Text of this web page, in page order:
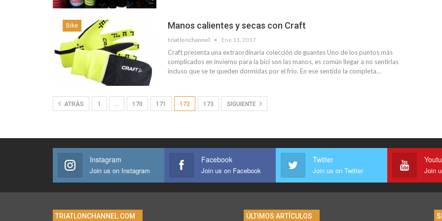
Bike Manos calientes y secas con Craft
triatlonchannel Ene 11, 2017
Craft presenta una extraordinaria colección de guantes Uno de los puntos más
complicados en invierno para la bici son las manos, es común llegar a no sentirlas
incluso que se te queden dormidas por el frío. En ese sentido la completa…
ATRÁS 1 … 170 171 172 173 SIGUIENTE
Instagram
Join us on Instagram
Facebook
Join us on Facebook
Twitter
Join us on Twitter Join
TRIATLONCHANNEL.COM ÚLTIMOS ARTÍCULOS